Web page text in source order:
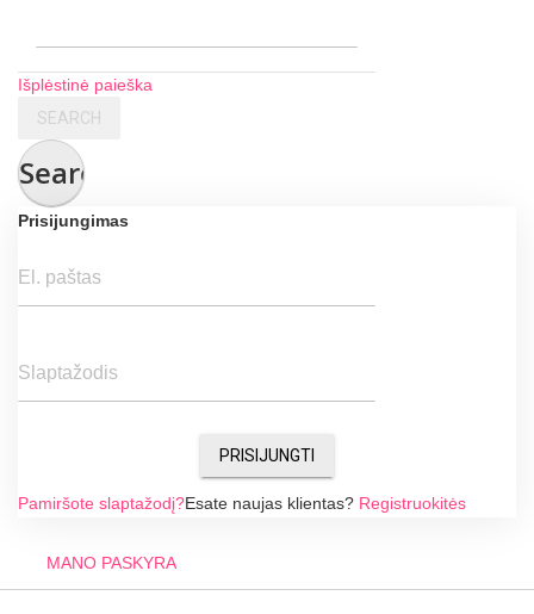
Išplėstinė paieška
SEARCH
Search
Prisijungimas
El. paštas
Slaptažodis
PRISIJUNGTI
Pamiršote slaptažodį?Esate naujas klientas? Registruokitės
MANO PASKYRA